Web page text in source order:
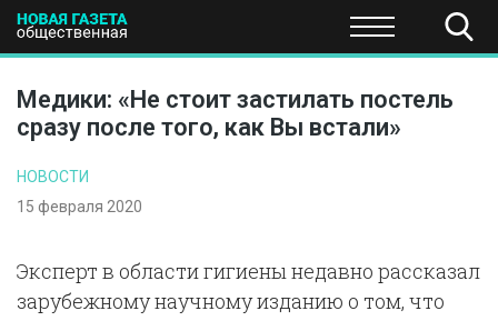
ПОЛИТИКА ЭКОНОМИКА НАУКА И
Медики: «Не стоит застилать постель
сразу после того, как Вы встали»
НОВОСТИ
15 февраля 2020
Эксперт в области гигиены недавно рассказал
зарубежному научному изданию о том, что